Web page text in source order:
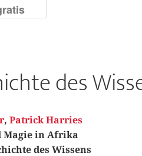
des
, Patrick Harries
Magie in Afrika
des Wissens